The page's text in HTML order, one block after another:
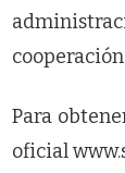
Para
oficial